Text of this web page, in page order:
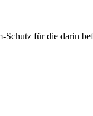
Schutz für die darin